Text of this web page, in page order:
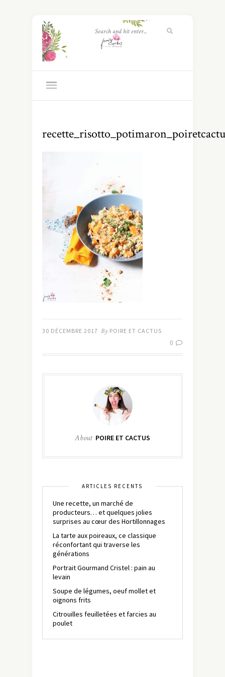
30 DÉCEMBRE 2017 By POIRE ET CACTUS
0
About POIRE ET CACTUS
ARTICLES RÉCENTS
Une recette, un marché de
producteurs… et quelques jolies
surprises au cœur des Hortillonnages
La tarte aux poireaux, ce classique
réconfortant qui traverse les
générations
Portrait Gourmand Cristel : pain au
levain
Soupe de légumes, oeuf mollet et
oignons frits
Citrouilles feuilletées et farcies au
poulet